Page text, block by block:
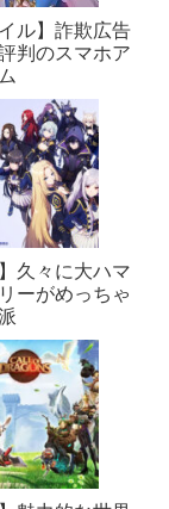
ル】詐欺広告
判のスマホア
久々に大ハマ
ーがめっちゃ